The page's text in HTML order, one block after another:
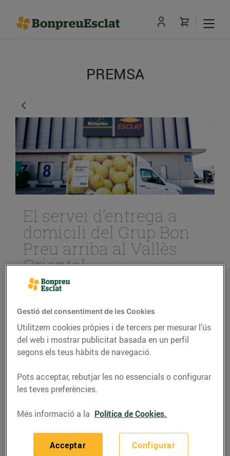
PREMSA
El servei d’entrega a
domicili del Grup Bon
Preu arriba al Vallès
Oriental
30/d’abril/2019
Des d’avui el servei d’entrega a domicili
de la compra online ja està disponible als
municipis de Granollers, Les Franqueses
del Vallès i Canovelles
desplegament de l’entrega domicili al
territori català i el servei al Vallès Oriental
es suma al que ja s’està oferint a Osona
supermercat online BonpreuEsclat comença el
servei d’entrega a domicili al Vallès Oriental. El Grup
Bon Preu contínua avançant amb la implementació
Gestió del consentiment de les Cookies
Utilitzem cookies pròpies i de tercers per mesurar l’ús
del web i mostrar publicitat basada en un perfil
segons els teus hàbits de navegació.
Pots acceptar, rebutjar les no essencials o configurar
les teves preferències.
Més informació a la Política de Cookies.
Configurar
Acceptar